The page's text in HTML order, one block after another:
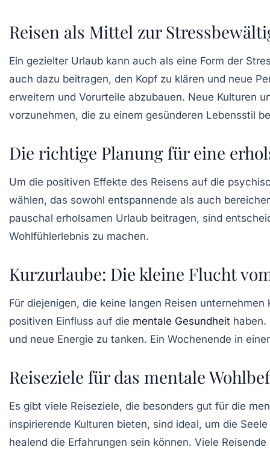
Reisen als Mittel zur
Ein gezielter Urlaub kann auch als eine Form der
auch dazu beitragen, den Kopf zu klären und neue
erweitern und Vorurteile abzubauen. Neue Kulturen
vorzunehmen, die zu einem gesünderen Lebensstil
Die richtige Planung für eine
Um die positiven Effekte des Reisens auf die
wählen, das sowohl entspannende als auch
pauschal erholsamen Urlaub beitragen, sind
Wohlfühlerlebnis zu machen.
Kurzurlaube: Die kleine Flucht
Für diejenigen, die keine langen Reisen
positiven Einfluss auf die mentale Gesundheit haben.
und neue Energie zu tanken. Ein Wochenende in
Reiseziele für das mentale
Es gibt viele Reiseziele, die besonders gut für die
inspirierende Kulturen bieten, sind ideal, um die
healend die Erfahrungen sein können. Viele